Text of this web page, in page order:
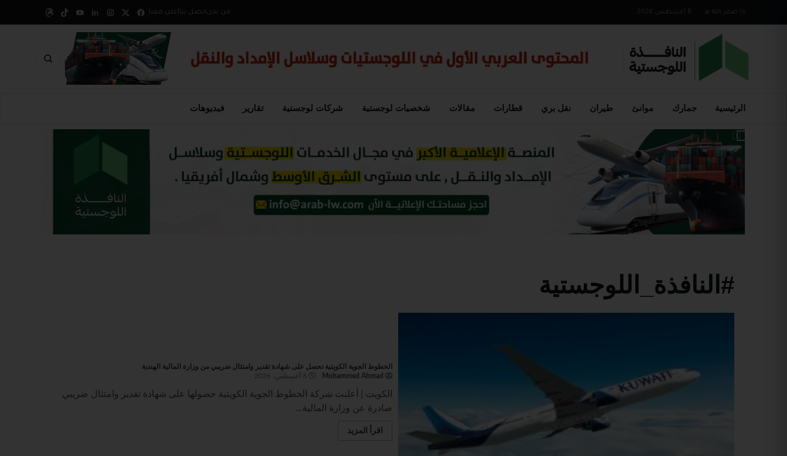
8 أغسطس 2026 من نحناتصل بناأعلن معنا
الرئيسية جمارك موانئ طيران نقل بري قطارات مقالات شخصيات لوجستية شركات لوجستية تقارير فيديوهات
#النافذة_اللوجستية
الخطوط الجوية الكويتية تحصل على شهادة تقدير وامتثال ضريبي من وزارة المالية الهندية
Mohammed Ahmad
الكويت | أعلنت شركة الخطوط الجوية الكويتية حصولها على شهادة تقدير وامتثال ضريبي
صادرة عن وزارة المالية...
اقرأ المزيد